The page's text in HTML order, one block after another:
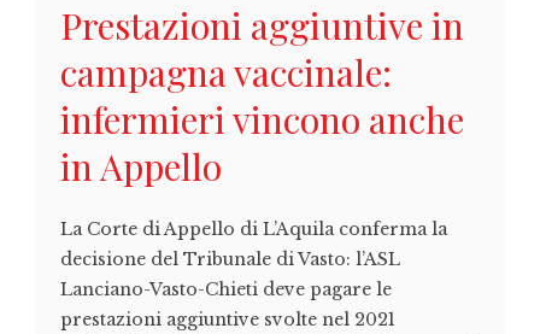
Prestazioni aggiuntive in
campagna vaccinale:
infermieri vincono anche
in Appello
La Corte di Appello di L’Aquila conferma la
decisione del Tribunale di Vasto: l’ASL
Lanciano-Vasto-Chieti deve pagare le
prestazioni aggiuntive svolte nel 2021